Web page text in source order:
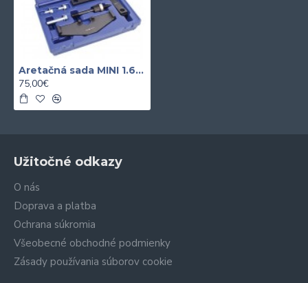
Aretačná sada MINI 1.6 benzín
75,00€
Užitočné odkazy
O nás
Doprava a platba
Ochrana súkromia
Všeobecné obchodné podmienky
Zásady používania súborov cookie